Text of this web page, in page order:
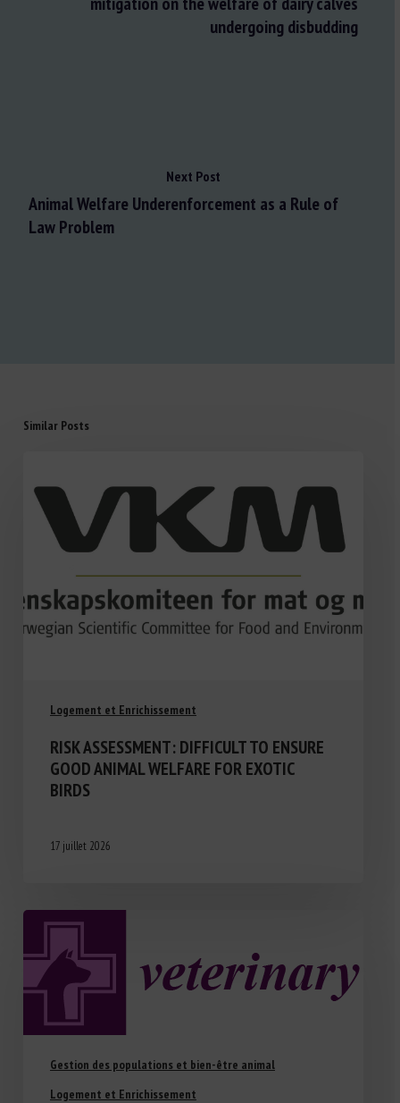
undergoing disbudding
Next Post
Animal Welfare Underenforcement as a Rule of
Law Problem
Similar Posts
Logement et Enrichissement
RISK ASSESSMENT: DIFFICULT TO ENSURE
GOOD ANIMAL WELFARE FOR EXOTIC
BIRDS
17 juillet 2026
Gestion des populations et bien-être animal
Logement et Enrichissement